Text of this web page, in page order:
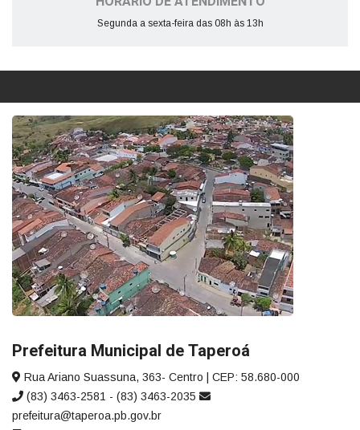
Segunda a sexta-feira das 08h às 13h
Prefeitura Municipal de Taperoá
Rua Ariano Suassuna, 363- Centro | CEP: 58.680-000
(83) 3463-2581 - (83) 3463-2035
prefeitura@taperoa.pb.gov.br